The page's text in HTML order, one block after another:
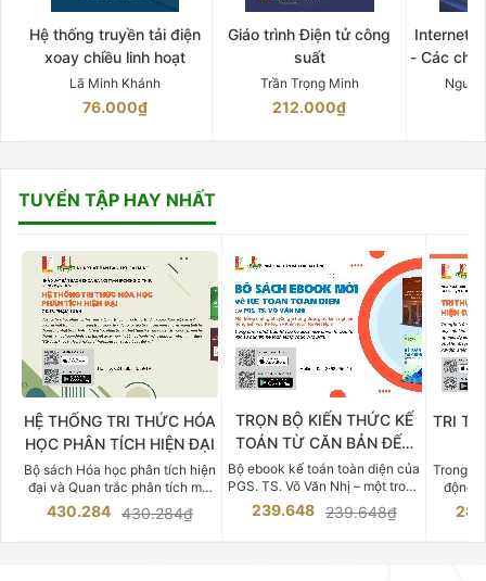
Hệ thống truyền tải điện
xoay chiều linh hoạt
Lã Minh Khánh
76.000₫
Giáo trình Điện tử công
suất
Trần Trọng Minh
212.000₫
Internet
- Các
TUYỂN TẬP HAY NHẤT
HỆ THỐNG TRI THỨC HÓA
HỌC PHÂN TÍCH HIỆN ĐẠI
Bộ sách Hóa học phân tích hiện
đại và Quan trắc phân tích môi
trường của Cố Giáo sư, Tiến sĩ
Phạm Luận là một trong những
430.284 430.284₫
TRỌN BỘ KIẾN THỨC KẾ
TOÁN TỪ CĂN BẢN ĐẾN
CHUYÊN SÂU
Bộ ebook kế toán toàn diện của
PGS. TS. Võ Văn Nhị – một trong
những chuyên gia hàng đầu,
giàu kinh nghiệm trong lĩnh vực
239.648 239.648₫
TRI
Trong
động
việc
tế và